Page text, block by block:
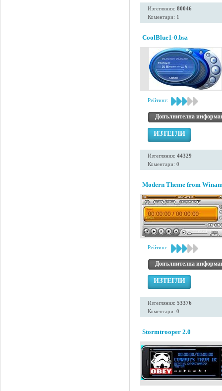
Изтегляния: 80046
Коментари: 1
CoolBlue1-0.bsz
Рейтинг:
Допълнителна
ИЗТЕГЛИ
Изтегляния: 44329
Коментари: 0
Modern Theme from
Рейтинг:
Допълнителна
ИЗТЕГЛИ
Изтегляния: 53376
Коментари: 0
Stormtrooper 2.0